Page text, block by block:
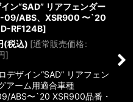
ン“SAD” リアフェンダー
09/ABS、XSR900 〜`20
RF124B]
(税込) [通常販売価格:
]
デザイン“SAD” リアフェン
グアーム用適合車種
ABS〜`20 XSR900品番・